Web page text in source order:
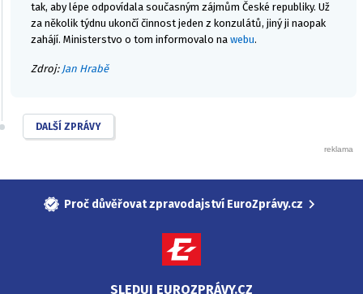
tak, aby lépe odpovídala současným zájmům České republiky. Už
za několik týdnu ukončí činnost jeden z konzulátů, jiný ji naopak
zahájí. Ministerstvo o tom informovalo na webu.
Zdroj: Jan Hrabě
DALŠÍ ZPRÁVY
Proč důvěřovat zpravodajství EuroZprávy.cz
SLEDUJ EUROZPRÁVY.CZ